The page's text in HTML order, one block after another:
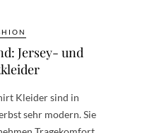
Jersey- und
Kleider sind in
sehr modern. Sie